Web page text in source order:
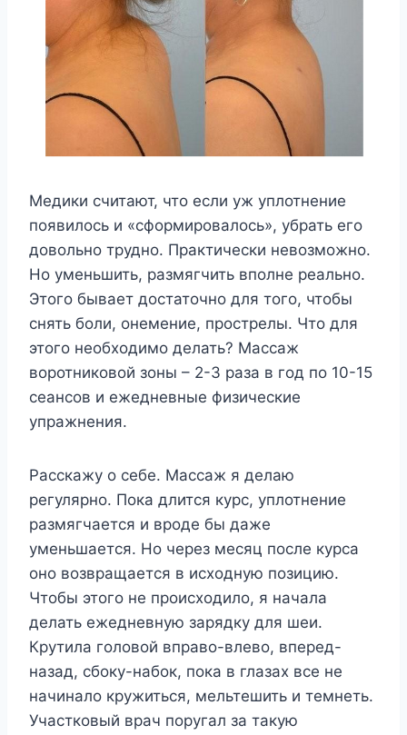
Медики считают, что если уж уплотнение
появилось и «сформировалось», убрать его
довольно трудно. Практически невозможно.
Но уменьшить, размягчить вполне реально.
Этого бывает достаточно для того, чтобы
снять боли, онемение, прострелы. Что для
этого необходимо делать? Массаж
воротниковой зоны – 2-3 раза в год по 10-15
сеансов и ежедневные физические
упражнения.
Расскажу о себе. Массаж я делаю
регулярно. Пока длится курс, уплотнение
размягчается и вроде бы даже
уменьшается. Но через месяц после курса
оно возвращается в исходную позицию.
Чтобы этого не происходило, я начала
делать ежедневную зарядку для шеи.
Крутила головой вправо-влево, вперед-
назад, сбоку-набок, пока в глазах все не
начинало кружиться, мельтешить и темнеть.
Участковый врач поругал за такую